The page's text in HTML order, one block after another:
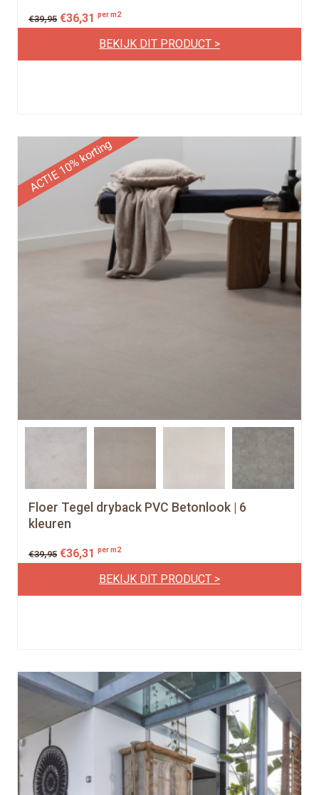
€39,95 €36,31 per m2
BEKIJK DIT PRODUCT >
ACTIE 10% korting
Floer Tegel dryback PVC Betonlook | 6
kleuren
€39,95 €36,31 per m2
BEKIJK DIT PRODUCT >